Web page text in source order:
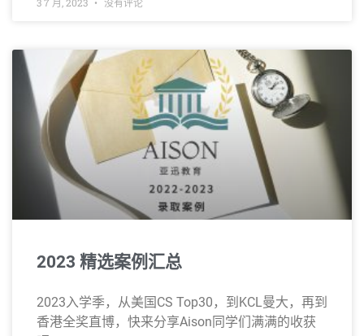
2023 精选案例汇总
2023入学季，从美国CS Top30，到KCL曼大，再到
香港全奖直博，快来分享Aison同学们满满的收获